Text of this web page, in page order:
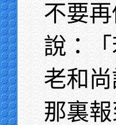
不要
說：
老和
那裏